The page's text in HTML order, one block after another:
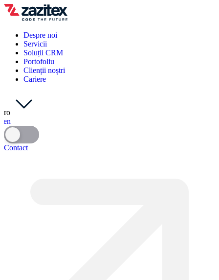
Despre noi
Servicii
Soluții CRM
Portofoliu
Clienții noștri
Cariere
ro
en
Contact